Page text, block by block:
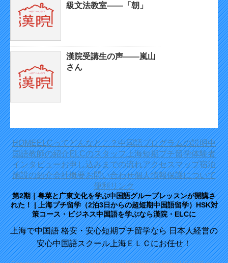
級文法教室——「朝」
漢院受講生の声——嵐山
さん
HOMEELCってどんなとこ？中国語プログラムの説明中
国語教師の紹介ELCのスタッフ上海短期プチ留学体験者
インタビューお申し込みまでの流れアクセスマップ宿泊
施設の紹介会社概要お問い合わせ個人情報保護について
便利リンク
第2期｜粤菜と广東文化を学ぶ中国語グループレッスンが開講さ
れた！ | 上海プチ留学（2泊3日からの超短期中国語留学）HSK対
策コース・ビジネス中国語を学ぶなら漢院・ELCに
上海で中国語 格安・安心短期プチ留学なら 日本人経営の
安心中国語スクール上海ＥＬＣにお任せ！